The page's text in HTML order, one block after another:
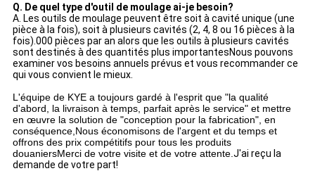
Q. De quel type d'outil de moulage ai-je besoin?
A. Les outils de moulage peuvent être soit à cavité unique (une
pièce à la fois), soit à plusieurs cavités (2, 4, 8 ou 16 pièces à la
fois).000 pièces par an alors que les outils à plusieurs cavités
sont destinés à des quantités plus importantesNous pouvons
examiner vos besoins annuels prévus et vous recommander ce
qui vous convient le mieux.
L'équipe de KYE a toujours gardé à l'esprit que "la qualité
d'abord, la livraison à temps, parfait après le service" et mettre
en œuvre la solution de "conception pour la fabrication", en
conséquence,Nous économisons de l'argent et du temps et
offrons des prix compétitifs pour tous les produits
douaniersMerci de votre visite et de votre attente. J'ai reçu la
demande de votre part!